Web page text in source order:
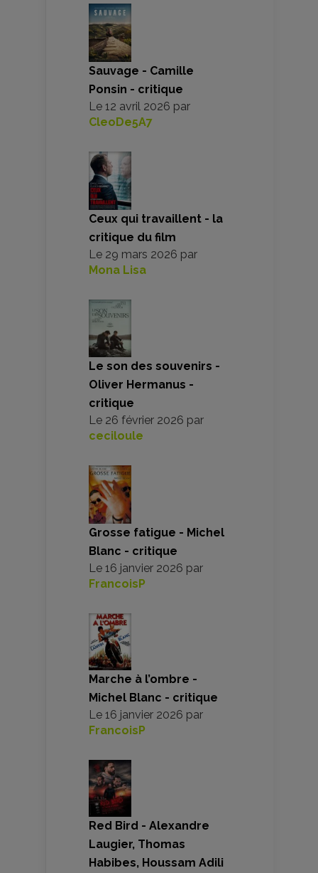
Sauvage - Camille
Ponsin - critique
Le 12 avril 2026 par
CleoDe5A7
Ceux qui travaillent - la
critique du film
Le 29 mars 2026 par
Mona Lisa
Le son des souvenirs -
Oliver Hermanus -
critique
Le 26 février 2026 par
ceciloule
Grosse fatigue - Michel
Blanc - critique
Le 16 janvier 2026 par
FrancoisP
Marche à l’ombre -
Michel Blanc - critique
Le 16 janvier 2026 par
FrancoisP
Red Bird - Alexandre
Laugier, Thomas
Habibes, Houssam Adili